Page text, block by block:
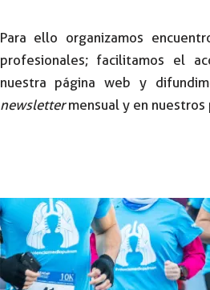
Para ello organizamos
profesionales; facilitamos el
nuestra página web y
newslettermensual y en